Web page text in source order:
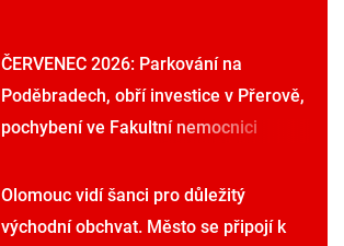
ČERVENEC 2026: Parkování na
Poděbradech, obří investice v Přerově,
pochybení ve Fakultní nemocnici
Olomouc vidí šanci pro důležitý
východní obchvat. Město se připojí k